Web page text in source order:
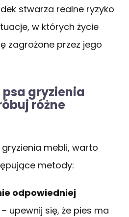
stwarza realne ryzyko
w których życie
zagrożone przez jego
gryzienia
różne
mebli, warto
metody:
odpowiedniej
– upewnij się, że pies ma